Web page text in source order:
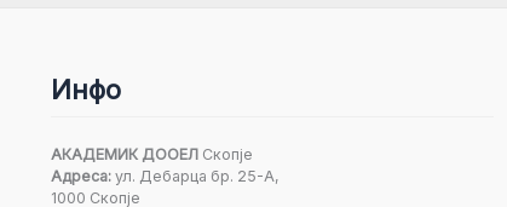
Инфо
АКАДЕМИК ДООЕЛСкопје
Адреса:ул. Дебарца бр. 25-А,
1000 Скопје